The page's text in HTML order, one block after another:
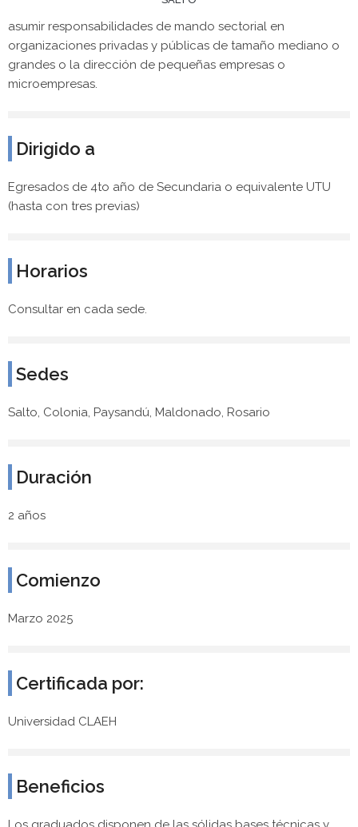
completa y actualizada sobre sólidas bases técnicas para
asumir responsabilidades de mando sectorial en
organizaciones privadas y públicas de tamaño mediano o
grandes o la dirección de pequeñas empresas o
microempresas.
Dirigido a
Egresados de 4to año de Secundaria o equivalente UTU
(hasta con tres previas)
Horarios
Consultar en cada sede.
Sedes
Salto, Colonia, Paysandú, Maldonado, Rosario
Duración
2 años
Comienzo
Marzo 2025
Certificada por:
Universidad CLAEH
Beneficios